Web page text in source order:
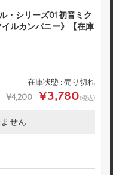
・シリーズ01 初音ミク
イルカンパニー》【在庫
在庫状態 : 売り切れ
¥4,200 ¥3,780(税込)
せん